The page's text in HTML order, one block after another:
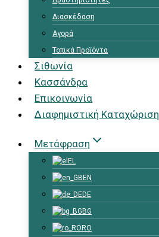
Διασκέδαση
Αγορά
Τοπικά Προϊόντα
Σιθωνία
Κασσάνδρα
Επικοινωνία
Διαφημιστική Καταχώριση
Μετάφραση
EL
EN
DE
BG
RO